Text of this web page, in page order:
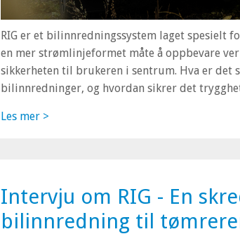
RIG er et bilinnredningssystem laget spesielt
en mer strømlinjeformet måte å oppbevare
sikkerheten til brukeren i sentrum. Hva er
bilinnredninger, og hvordan sikrer det
Les mer >
Intervju om RIG - En
bilinnredning til